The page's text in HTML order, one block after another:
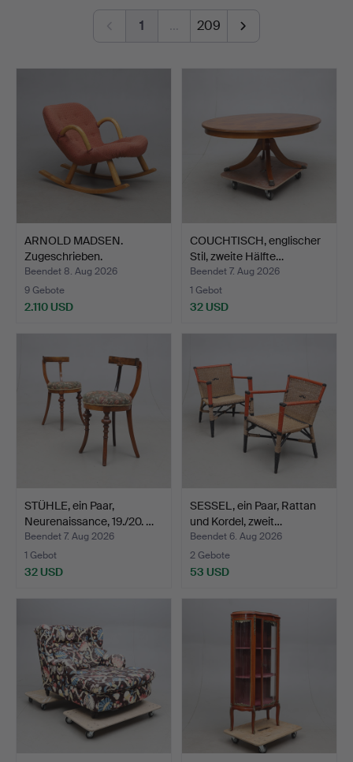
Norrköping 1 … 209
ARNOLD MADSEN.
Zugeschrieben.
Schaukelstuh…
Beendet 8. Aug 2026
9 Gebote
2.110 USD
COUCHTISCH, englischer
Stil, zweite Hälfte…
Beendet 7. Aug 2026
1 Gebot
32 USD
STÜHLE, ein Paar,
Neurenaissance, 19./20. …
Beendet 7. Aug 2026
1 Gebot
32 USD
SESSEL, ein Paar, Rattan
und Kordel, zweit…
Beendet 6. Aug 2026
2 Gebote
53 USD